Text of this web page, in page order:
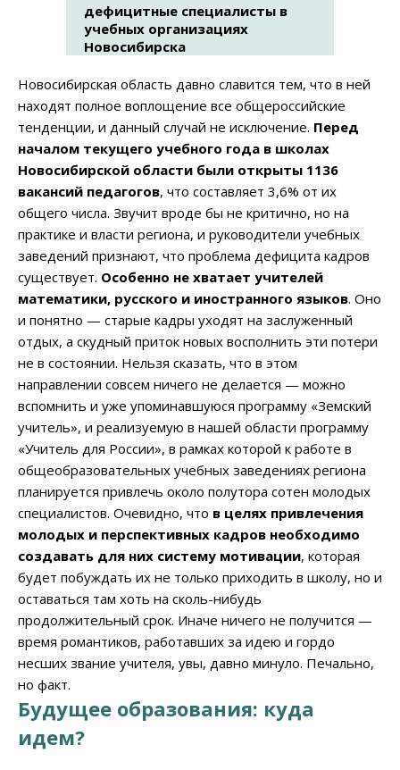
дефицитные специалисты в
учебных организациях
Новосибирска
Новосибирская область давно славится тем, что в ней
находят полное воплощение все общероссийские
тенденции, и данный случай не исключение. Перед
началом текущего учебного года в школах
Новосибирской области были открыты 1136
вакансий педагогов, что составляет 3,6% от их
общего числа. Звучит вроде бы не критично, но на
практике и власти региона, и руководители учебных
заведений признают, что проблема дефицита кадров
существует. Особенно не хватает учителей
математики, русского и иностранного языков. Оно
и понятно — старые кадры уходят на заслуженный
отдых, а скудный приток новых восполнить эти потери
не в состоянии. Нельзя сказать, что в этом
направлении совсем ничего не делается — можно
вспомнить и уже упоминавшуюся программу «Земский
учитель», и реализуемую в нашей области программу
«Учитель для России», в рамках которой к работе в
общеобразовательных учебных заведениях региона
планируется привлечь около полутора сотен молодых
специалистов. Очевидно, что в целях привлечения
молодых и перспективных кадров необходимо
создавать для них систему мотивации, которая
будет побуждать их не только приходить в школу, но и
оставаться там хоть на сколь-нибудь
продолжительный срок. Иначе ничего не получится —
время романтиков, работавших за идею и гордо
несших звание учителя, увы, давно минуло. Печально,
но факт.
Будущее образования: куда
идем?